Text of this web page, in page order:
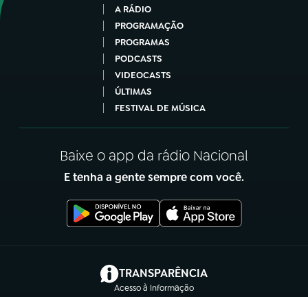
A RÁDIO
PROGRAMAÇÃO
PROGRAMAS
PODCASTS
VIDEOCASTS
ÚLTIMAS
FESTIVAL DE MÚSICA
Baixe o app da rádio Nacional
E tenha a gente sempre com você.
TRANSPARÊNCIA
Acesso à Informação
(abre em nova aba)